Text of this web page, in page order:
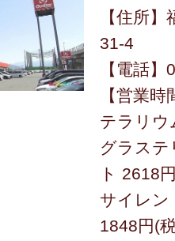
【住所
31-4
【電話
【営業
テラリウ
グラステ
ト 2618
サイレン
1848円(